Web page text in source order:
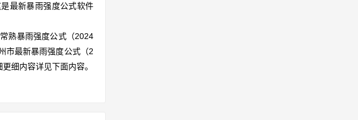
最新暴雨强度公式软件
熟暴雨强度公式（2024
市最新暴雨强度公式（2
细内容详见下面内容。